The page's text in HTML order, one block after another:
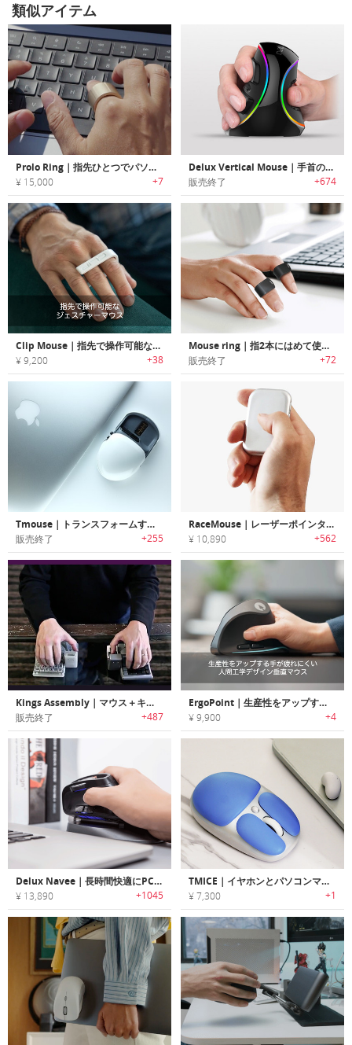
類似アイテム
Prolo Ring｜指先ひとつでパソコンを操るカスタマイズ可能なスマートリング
¥ 15,000 +7
Delux Vertical Mouse｜手首の疲れを軽減する新感覚の縦方向型ワイヤレスマウス「デラックスバーティカルマウス」
販売終了 +674
Clip Mouse｜指先で操作可能なジェスチャーマウス
¥ 9,200 +38
Mouse ring｜指2本にはめて使用するリング型ウェアラブルマウス「マウスリング」
販売終了 +72
Tmouse｜トランスフォームするマウス「ティーマウス」
販売終了 +255
RaceMouse｜レーザーポインター・タッチパッドとしても使える多機能トラベルマウス「レースマウス」
¥ 10,890 +562
Kings Assembly｜マウス＋キーボード＋ジョイスティック
販売終了 +487
ErgoPoint｜生産性をアップする手が疲れにくい人間工学デザイン垂直マウス「エルゴポイント」
¥ 9,900 +4
Delux Navee｜長時間快適にPC作業ができる人間工学に基づいた垂直マウス「デラックスナーヴィー」
¥ 13,890 +1045
TMICE｜イヤホンとパソコンマウスの2-in-1デバイス
¥ 7,300 +1